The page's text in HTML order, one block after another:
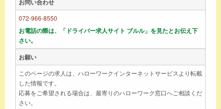
072-966-8550
お電話の際は、「ドライバー求人サイト ブルル」を見たとお伝え下
さい。
お願い
このページの求人は、ハローワークインターネットサービスより転載
した情報です。
応募をご希望される場合は、最寄りのハローワーク窓口へご相談くだ
さい。